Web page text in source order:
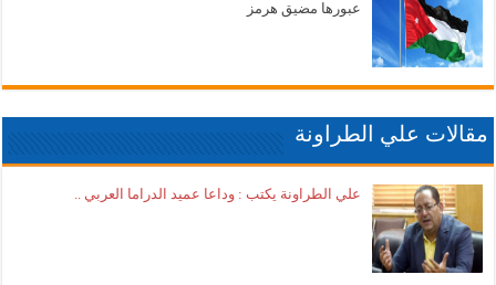
عبورها مضيق هرمز
مقالات علي الطراونة
علي الطراونة يكتب : وداعا عميد الدراما العربي ..